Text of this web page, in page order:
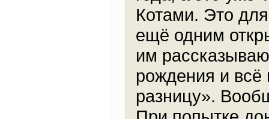
Котами. Это
ещё одним
им
рождения и всё
разницу».